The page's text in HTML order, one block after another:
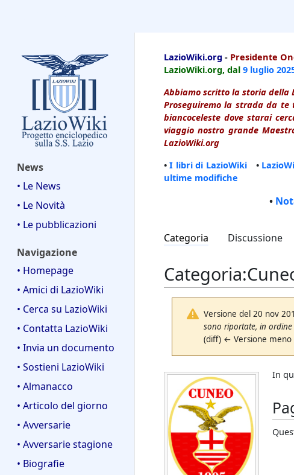
News
• Le News
• Le Novità
• Le pubblicazioni
Navigazione
• Homepage
• Amici di LazioWiki
• Cerca su LazioWiki
• Contatta LazioWiki
• Invia un documento
• Sostieni LazioWiki
• Almanacco
• Articolo del giorno
• Avversarie
• Avversarie stagione
• Biografie
LazioWiki.org - Presidente
LazioWiki.org, dal 9 luglio
Abbiamo scritto la storia della
Proseguiremo la strada da
biancoceleste dove starai
viaggio nostro grande
LazioWiki.org
•I libri di LazioWiki•
ultime modifiche
•
Categoria Discussione
Categoria:
Versione del 20 nov
sono riportate, in
(diff) ← Versione
In